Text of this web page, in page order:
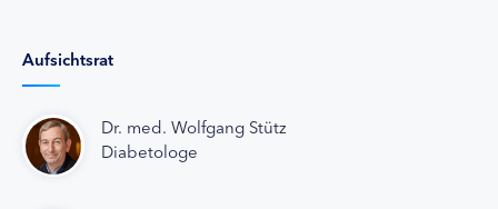
Aufsichtsrat
Dr. med. Wolfgang Stütz
Diabetologe